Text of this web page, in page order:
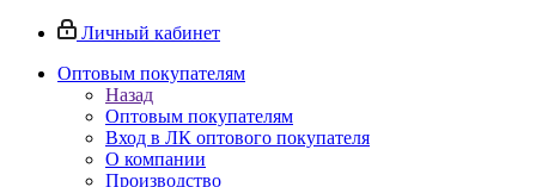
Личный кабинет
Оптовым покупателям
Назад
Оптовым покупателям
Вход в ЛК оптового покупателя
О компании
Производство